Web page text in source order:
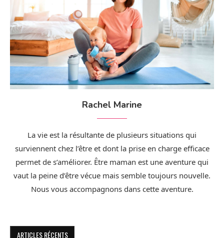
Rachel Marine
La vie est la résultante de plusieurs situations qui
surviennent chez l’être et dont la prise en charge efficace
permet de s’améliorer. Être maman est une aventure qui
vaut la peine d’être vécue mais semble toujours nouvelle.
Nous vous accompagnons dans cette aventure.
ARTICLES RÉCENTS